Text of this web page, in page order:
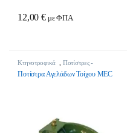
12,00€ με ΦΠΑ
Κτηνοτροφικά
Ποτίστρες -
Ποτίστρα Αγελάδων Τοίχου MEC